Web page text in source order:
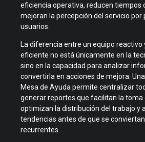
eficiencia operativa, reducen tiempos
mejoran la percepción del servicio por
usuarios.
La diferencia entre un equipo
eficiente no está únicamente en la
sino en la capacidad para analizar
convertirla en acciones de mejora.
Mesa de Ayuda permite centralizar
generar reportes que facilitan la toma
optimizan la distribución del trabajo y
tendencias antes de que se
recurrentes.